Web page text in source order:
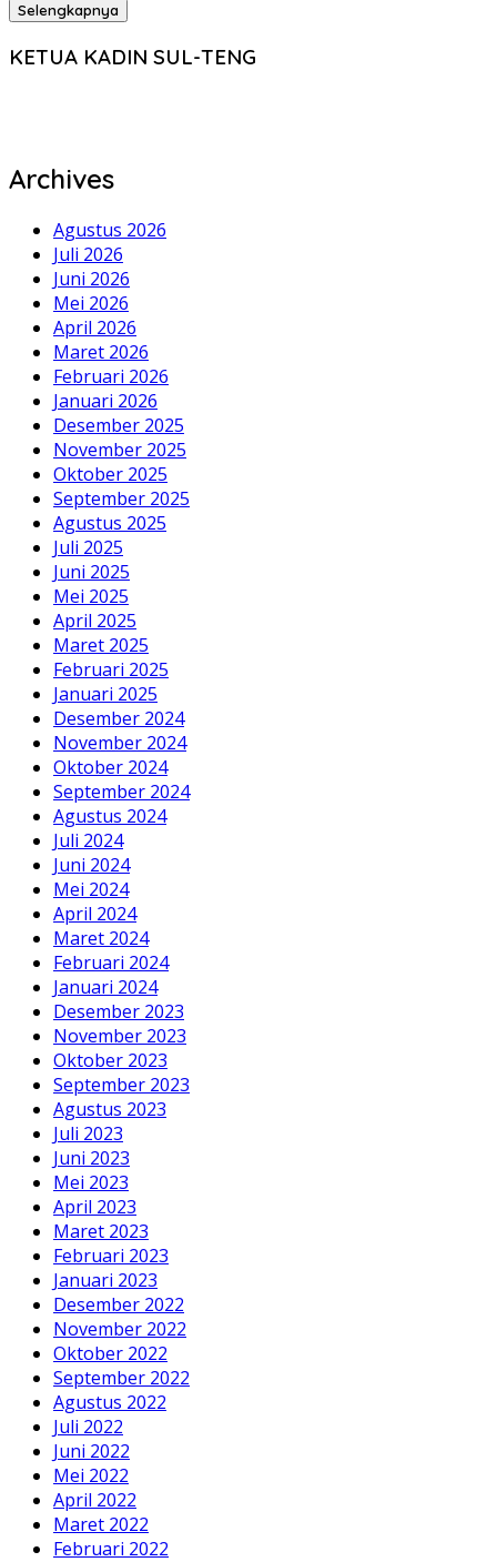
Selengkapnya
KETUA KADIN SUL-TENG
Archives
Agustus 2026
Juli 2026
Juni 2026
Mei 2026
April 2026
Maret 2026
Februari 2026
Januari 2026
Desember 2025
November 2025
Oktober 2025
September 2025
Agustus 2025
Juli 2025
Juni 2025
Mei 2025
April 2025
Maret 2025
Februari 2025
Januari 2025
Desember 2024
November 2024
Oktober 2024
September 2024
Agustus 2024
Juli 2024
Juni 2024
Mei 2024
April 2024
Maret 2024
Februari 2024
Januari 2024
Desember 2023
November 2023
Oktober 2023
September 2023
Agustus 2023
Juli 2023
Juni 2023
Mei 2023
April 2023
Maret 2023
Februari 2023
Januari 2023
Desember 2022
November 2022
Oktober 2022
September 2022
Agustus 2022
Juli 2022
Juni 2022
Mei 2022
April 2022
Maret 2022
Februari 2022